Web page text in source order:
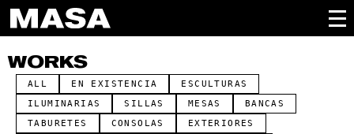
WORKS
ALL EN EXISTENCIA
ESCULTURAS
ILUMINARIAS
SILLAS MESAS
BANCAS
TABURETES
CONSOLAS
EXTERIORES